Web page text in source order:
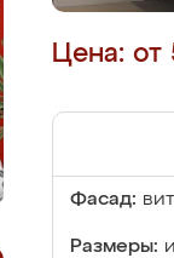
Цена:
Фасад:
Размеры: